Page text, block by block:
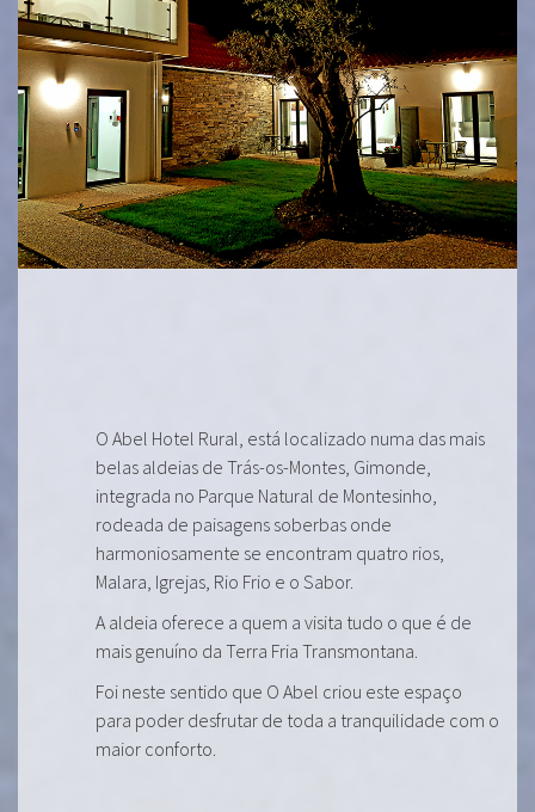
O Abel Hotel Rural, está localizado numa das mais
belas aldeias de Trás-os-Montes, Gimonde,
integrada no Parque Natural de Montesinho,
rodeada de paisagens soberbas onde
harmoniosamente se encontram quatro rios,
Malara, Igrejas, Rio Frio e o Sabor.
A aldeia oferece a quem a visita tudo o que é de
mais genuíno da Terra Fria Transmontana.
Foi neste sentido que O Abel criou este espaço
para poder desfrutar de toda a tranquilidade com o
maior conforto.